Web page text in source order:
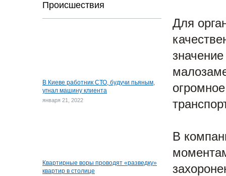
Происшествия
В Киеве работник СТО, будучи пьяным,
угнал машину клиента
января 21, 2022
Квартирные воры проводят «разведку»
квартир в столице
Для
В